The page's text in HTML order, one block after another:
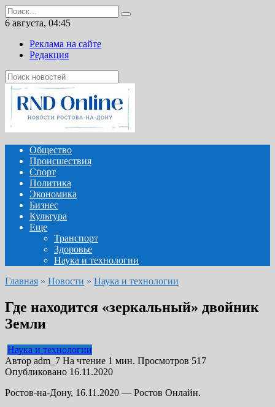
Перейти
к
содержанию
Search
for:
6 августа, 04:45
Реклама на сайте
Редакция
Общество
Происшествия
Спорт
Политика
Экономика
Бизнес
Культура
Еще
Транспорт
Здоровье
Наука и технологии
Главная » Новости » Наука и технологии
Где находится «зеркальный» двойник
Земли
Наука и технологии
Автор adm_7 На чтение 1 мин. Просмотров 517
Опубликовано 16.11.2020
Ростов-на-Дону, 16.11.2020 — Ростов Онлайн.